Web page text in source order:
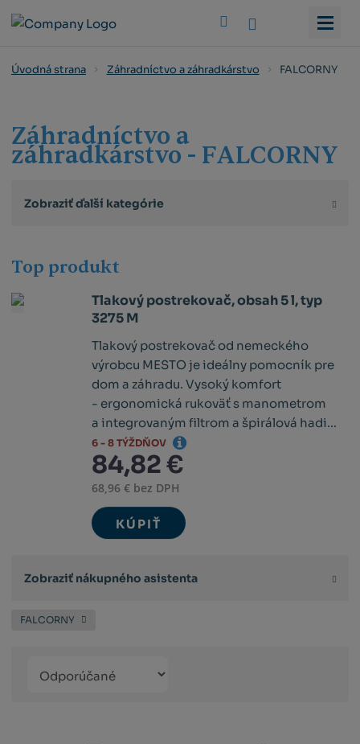
Úvodná strana Záhradníctvo a záhradkárstvo FALCORNY
Záhradníctvo a
záhradkárstvo - FALCORNY
Zobraziť ďalší kategórie
Top produkt
Tlakový postrekovač, obsah 5 l, typ
3275 M
Tlakový postrekovač od nemeckého
výrobcu MESTO je ideálny pomocník pre
dom a záhradu. Vysoký komfort
- ergonomická rukoväť s manometrom
a integrovaným filtrom a špirálová hadi...
6 - 8 TÝŽDŇOV
84,82 €
68,96 € bez DPH
KÚPIŤ
Zobraziť nákupného asistenta
FALCORNY
produktů